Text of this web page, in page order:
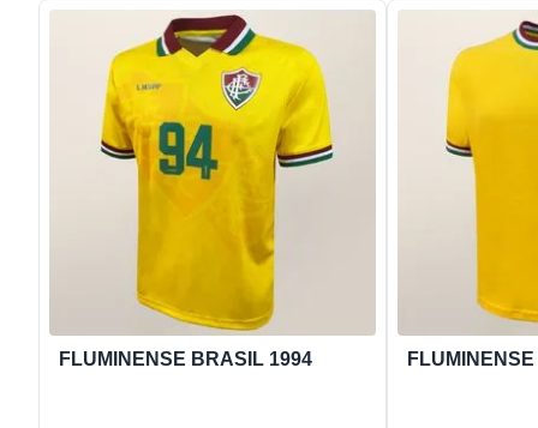
FLUMINENSE BRASIL 1994